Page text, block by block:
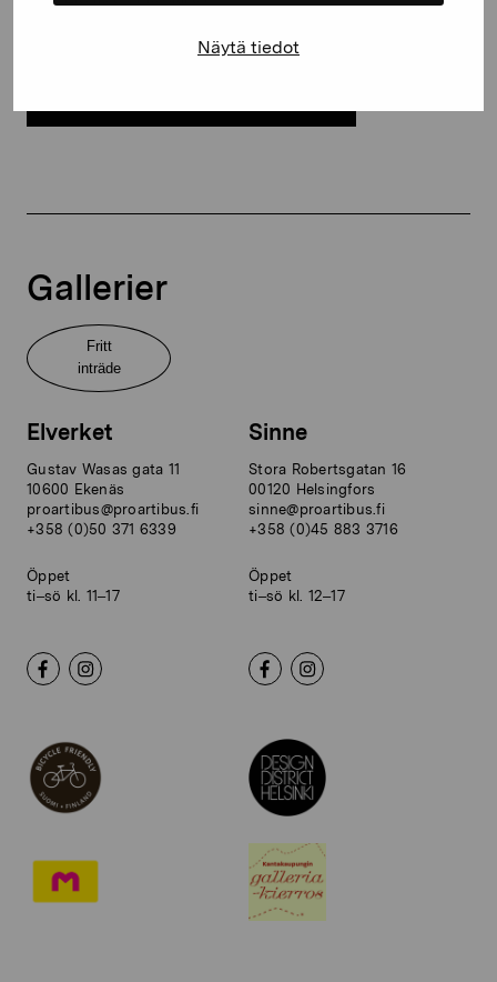
Näytä tiedot
Gallerier
Fritt
inträde
Elverket
Gustav Wasas gata 11
10600 Ekenäs
proartibus@proartibus.fi
+358 (0)50 371 6339
Öppet
ti–sö kl. 11–17
Sinne
Stora Robertsgatan 16
00120 Helsingfors
sinne@proartibus.fi
+358 (0)45 883 3716
Öppet
ti–sö kl. 12–17